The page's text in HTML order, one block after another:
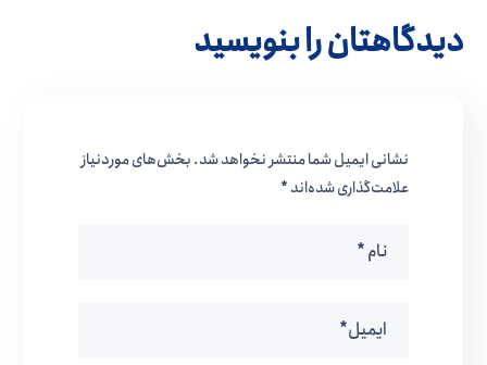
دیدگاهتان را بنویسید
نشانی ایمیل شما منتشر نخواهد شد.بخش‌های موردنیاز
علامت‌گذاری شده‌اند*